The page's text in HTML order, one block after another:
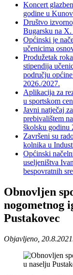
Koncert
godine u
Društvo
Bugarsku na
Općinski je
učenicima
Produžetak
stipendija
području
2026./2027.
Aplikacija za
u sportskom
Javni natječaj
prebivalištem
školsku godinu
Završeni su
kolnika u
Općinski
useljeništva
bespovratnih
Obnovljen
nogometnog
Pustakovec
Objavljeno,